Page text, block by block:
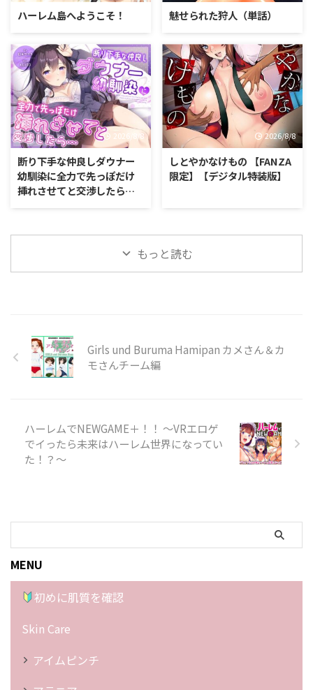
ハーレム島へようこそ！ 魅せられた狩人（単話）
2026/8/8
断り下手な仲良しダウナー
幼馴染に全力で先っぽだけ
挿れさせてと交渉したら…
2026/8/8
しとやかなけもの 【FANZA
限定】【デジタル特装版】
もっと読む
Girls und Buruma Hamipan カメさん＆カ
モさんチーム編
ハーレムでNEWGAME＋！！ 〜VRエロゲ
でイったら未来はハーレム世界になってい
た！？〜
MENU
初めに肌質を確認
Skin Care
アイムピンチ